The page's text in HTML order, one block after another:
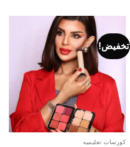
تخفيض!
كورسات تعليميه